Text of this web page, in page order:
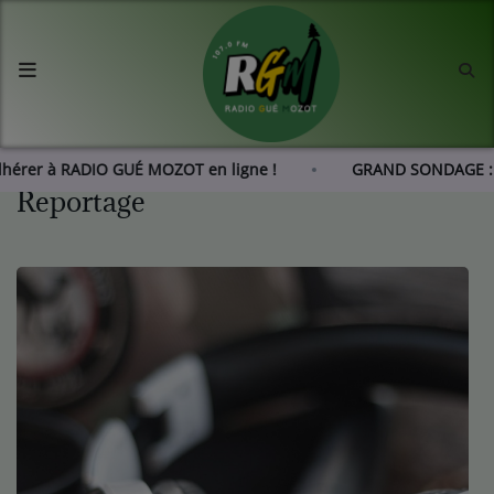
à RADIO GUÉ MOZOT en ligne ! GRAND
Agenda
Les actus de RGM
L'histoire de RGM
Reportage